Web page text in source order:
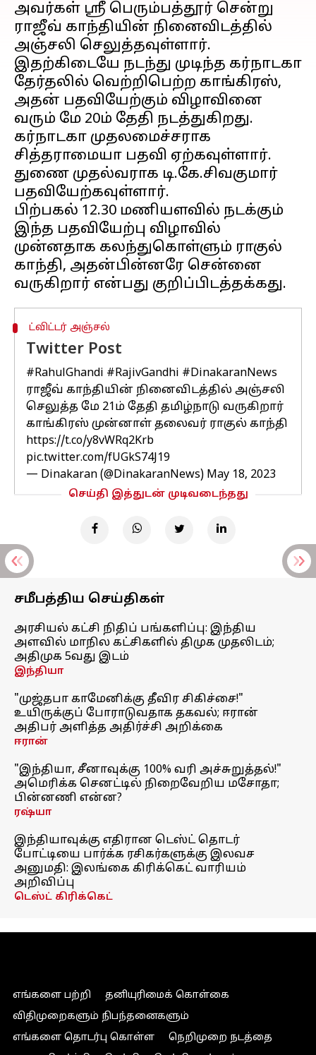
அவர்கள் ஸ்ரீ பெரும்பத்தூர் சென்று
ராஜீவ் காந்தியின் நினைவிடத்தில்
அஞ்சலி செலுத்தவுள்ளார்.
இதற்கிடையே நடந்து முடிந்த கர்நாடகா
தேர்தலில் வெற்றிபெற்ற காங்கிரஸ்,
அதன் பதவியேற்கும் விழாவினை
வரும் மே 20ம் தேதி நடத்துகிறது.
கர்நாடகா முதலமைச்சராக
சித்தராமையா பதவி ஏற்கவுள்ளார்.
துணை முதல்வராக டி.கே.சிவகுமார்
பதவியேற்கவுள்ளார்.
பிற்பகல் 12.30 மணியளவில் நடக்கும்
இந்த பதவியேற்பு விழாவில்
முன்னதாக கலந்துகொள்ளும் ராகுல்
காந்தி, அதன்பின்னரே சென்னை
ட்விட்டர் அஞ்சல்
Twitter Post
#RahulGhandi #RajivGandhi #DinakaranNews
ராஜீவ் காந்தியின் நினைவிடத்தில் அஞ்சலி
செலுத்த மே 21ம் தேதி தமிழ்நாடு வருகிறார்
காங்கிரஸ் முன்னாள் தலைவர் ராகுல் காந்தி
https://t.co/y8vWRq2Krb
pic.twitter.com/fUGkS74J19
— Dinakaran (@DinakaranNews) May 18, 2023
செய்தி இத்துடன் முடிவடைந்தது
சமீபத்திய செய்திகள்
அரசியல் கட்சி நிதிப் பங்களிப்பு: இந்திய
அளவில் மாநில கட்சிகளில் திமுக முதலிடம்;
அதிமுக 5வது இடம்
இந்தியா
"முஜ்தபா காமேனிக்கு தீவிர சிகிச்சை!"
உயிருக்குப் போராடுவதாக தகவல்; ஈரான்
அதிபர் அளித்த அதிர்ச்சி அறிக்கை
ஈரான்
"இந்தியா, சீனாவுக்கு 100% வரி அச்சுறுத்தல்!"
அமெரிக்க செனட்டில் நிறைவேறிய மசோதா;
பின்னணி என்ன?
ரஷ்யா
இந்தியாவுக்கு எதிரான டெஸ்ட் தொடர்
போட்டியை பார்க்க ரசிகர்களுக்கு இலவச
அனுமதி: இலங்கை கிரிக்கெட் வாரியம்
அறிவிப்பு
டெஸ்ட் கிரிக்கெட்
எங்களை பற்றி
தனியுரிமைக் கொள்கை
விதிமுறைகளும் நிபந்தனைகளும்
எங்களை தொடர்பு கொள்ள
நெறிமுறை நடத்தை